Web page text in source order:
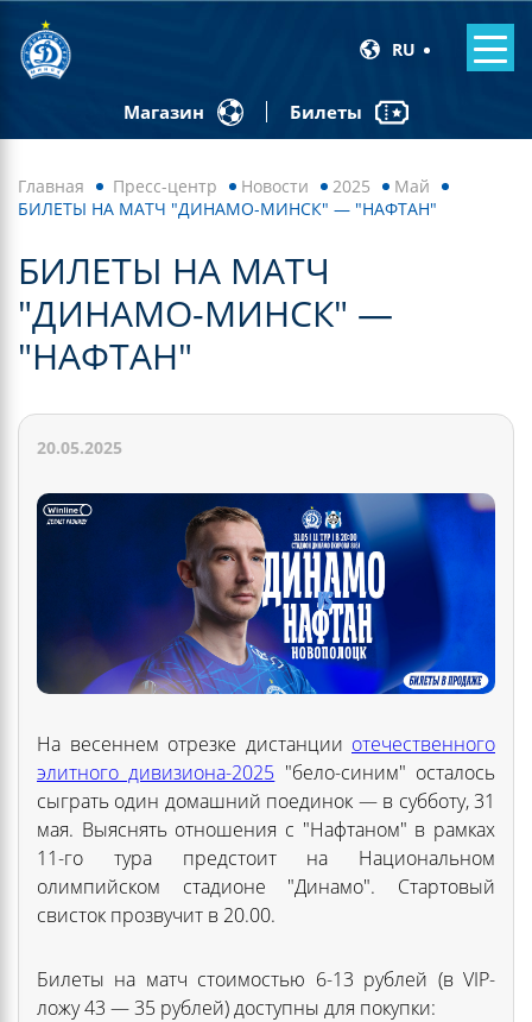
RU
Магазин Билеты
Главная Пресс-центр Новости 2025
Май
БИЛЕТЫ НА МАТЧ "ДИНАМО-МИНСК" — "НАФТАН"
БИЛЕТЫ НА МАТЧ
"ДИНАМО-МИНСК" —
"НАФТАН"
20.05.2025
На весеннем отрезке дистанции отечественного
элитного дивизиона-2025 "бело-синим" осталось
сыграть один домашний поединок — в субботу, 31
мая. Выяснять отношения с "Нафтаном" в рамках
11-го тура предстоит на Национальном
олимпийском стадионе "Динамо". Стартовый
свисток прозвучит в 20.00.
Билеты на матч стоимостью 6-13 рублей (в VIP-
ложу 43 — 35 рублей) доступны для покупки: